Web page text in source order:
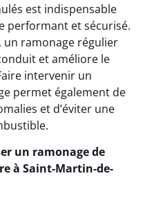
est indispensable
performant et sécurisé.
un ramonage régulier
et améliore le
intervenir un
permet également de
et d’éviter une
un ramonage de
à Saint-Martin-de-